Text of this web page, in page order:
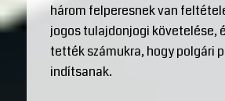
három felperesnek van
jogos tulajdonjogi követelése,
tették számukra, hogy polgári
indítsanak.